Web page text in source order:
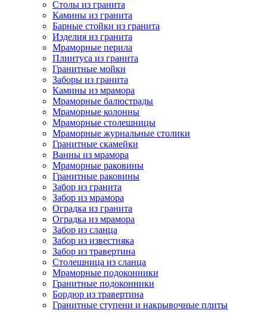
Столы из гранита
Камины из гранита
Барные стойки из гранита
Изделия из гранита
Мраморные перила
Плинтуса из гранита
Гранитные мойки
Заборы из гранита
Камины из мрамора
Мраморные балюстрады
Мраморные колонны
Мраморные столешницы
Мраморные журнальные столики
Гранитные скамейки
Ванны из мрамора
Мраморные раковины
Гранитные раковины
Забор из гранита
Забор из мрамора
Оградка из гранита
Оградка из мрамора
Забор из сланца
Забор из известняка
Забор из травертина
Столешница из сланца
Мраморные подоконники
Гранитные подоконники
Бордюр из травертина
Гранитные ступени и накрывочные плиты